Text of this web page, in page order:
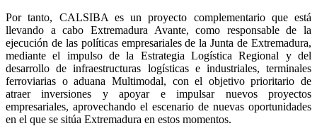
Por tanto, CALSIBA es un proyecto complementario que está
llevando a cabo Extremadura Avante, como responsable de la
ejecución de las políticas empresariales de la Junta de Extremadura,
mediante el impulso de la Estrategia Logística Regional y del
desarrollo de infraestructuras logísticas e industriales, terminales
ferroviarias o aduana Multimodal, con el objetivo prioritario de
atraer inversiones y apoyar e impulsar nuevos proyectos
empresariales, aprovechando el escenario de nuevas oportunidades
en el que se sitúa Extremadura en estos momentos.